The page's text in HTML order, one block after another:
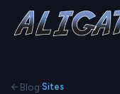
Blog·Sites